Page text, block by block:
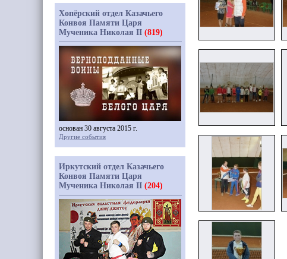
Хопёрский отдел Казачьего
Конвоя Памяти Царя
Мученика Николая II (819)
основан 30 августа 2015 г.
Другие события
Иркутский отдел Казачьего
Конвоя Памяти Царя
Мученика Николая II (204)